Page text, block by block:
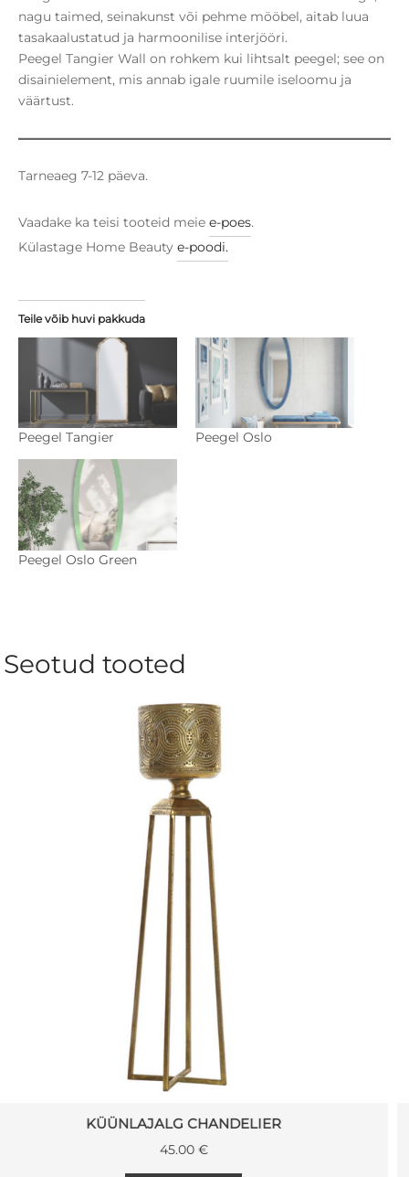
nagu taimed, seinakunst või pehme mööbel, aitab luua
tasakaalustatud ja harmoonilise interjööri.
Peegel Tangier Wall on rohkem kui lihtsalt peegel; see on
disainielement, mis annab igale ruumile iseloomu ja
väärtust.
Tarneaeg 7-12 päeva.
Vaadake ka teisi tooteid meie e-poes.
Külastage Home Beauty e-poodi.
Teile võib huvi pakkuda
Peegel Tangier Peegel Oslo
Peegel Oslo Green
Seotud tooted
DEKORATSIOON ABSTRACT AGED
29.00